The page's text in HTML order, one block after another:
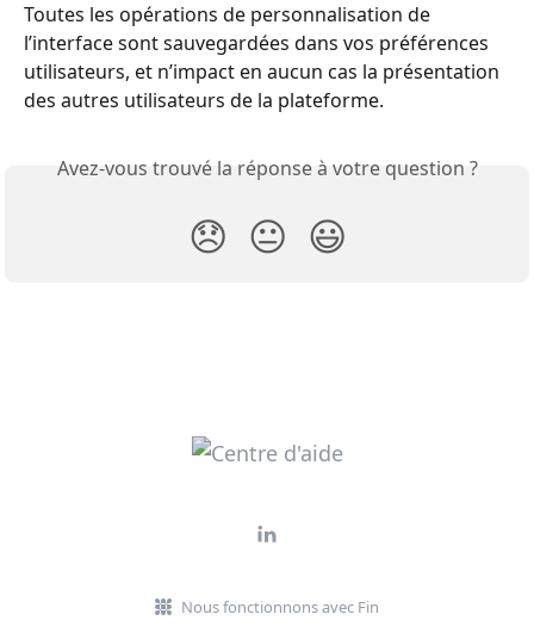
Toutes les opérations de personnalisation de
l’interface sont sauvegardées dans vos préférences
utilisateurs, et n’impact en aucun cas la présentation
des autres utilisateurs de la plateforme.
Avez-vous trouvé la réponse à votre question ?
😞 😐 😃
Nous fonctionnons avec Fin